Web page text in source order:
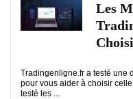
Les
Tradingenligne.fr a testé une
pour vous aider à choisir
testé les ...